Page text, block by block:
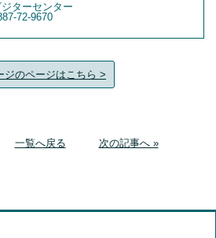
ジターセンター
72-9670
ジのページはこちら >
一覧へ戻る 次の記事へ »